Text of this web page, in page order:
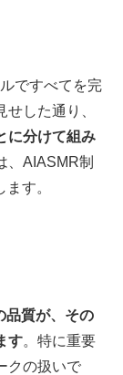
ですべてを完
した通り、
に分けて組み
、AIASMR制
す。
品質が、その
す。特に重要
クの扱いで